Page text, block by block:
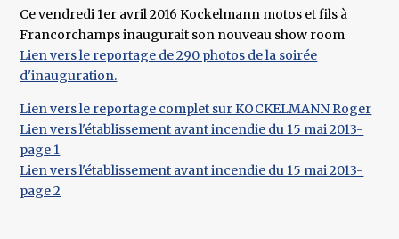
Ce vendredi 1er avril 2016 Kockelmann motos et fils à
Francorchamps inaugurait son nouveau show room
Lien vers le reportage de 290 photos de la soirée
d'inauguration.
Lien vers le reportage complet sur KOCKELMANN Roger
Lien vers l'établissement avant incendie du 15 mai 2013-
page 1
Lien vers l'établissement avant incendie du 15 mai 2013-
page 2